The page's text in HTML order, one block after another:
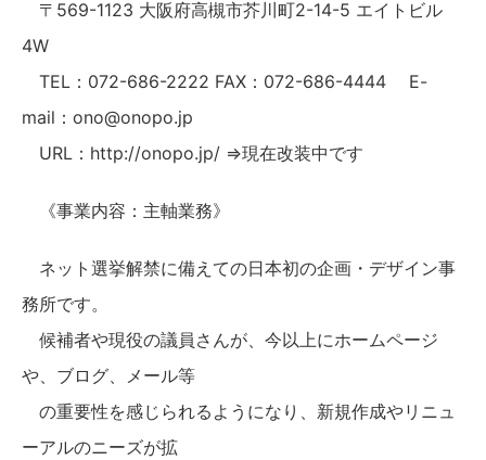
〒569-1123 大阪府高槻市芥川町2-14-5 エイトビル
4W
TEL：072-686-2222 FAX：072-686-4444 E-
mail：ono@onopo.jp
URL：http://onopo.jp/ ⇒現在改装中です
《事業内容：主軸業務》
ネット選挙解禁に備えての日本初の企画・デザイン事
務所です。
候補者や現役の議員さんが、今以上にホームページ
や、ブログ、メール等
の重要性を感じられるようになり、新規作成やリニュ
ーアルのニーズが拡